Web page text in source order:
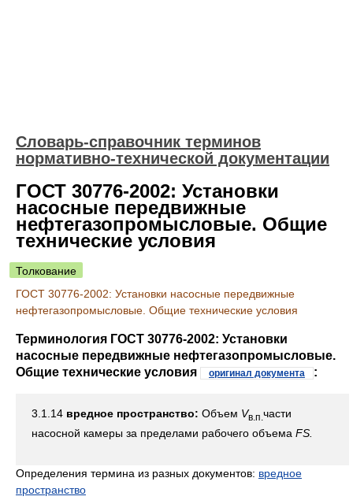
Словарь-справочник терминов
нормативно-технической документации
ГОСТ 30776-2002: Установки
насосные передвижные
нефтегазопромысловые. Общие
технические условия
Толкование
ГОСТ 30776-2002: Установки насосные передвижные
нефтегазопромысловые. Общие технические условия
Терминология ГОСТ 30776-2002: Установки
насосные передвижные нефтегазопромысловые.
Общие технические условия
оригинал документа :
3.1.14 вредное пространство: Объем Vв.п. части
насосной камеры за пределами рабочего объема FS.
Определения термина из разных документов: вредное
пространство